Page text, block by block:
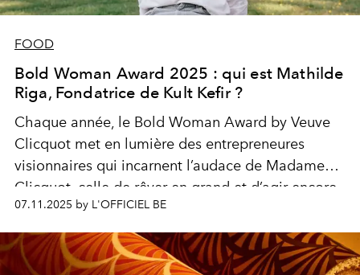
FOOD
Bold Woman Award 2025 : qui est Mathilde
Riga, Fondatrice de Kult Kefir ?
Chaque année, le Bold Woman Award by Veuve
Clicquot met en lumière des entrepreneures
visionnaires qui incarnent l’audace de Madame
Clicquot, celle de rêver en grand et d’agir encore
plus fort. Cette semaine, découvrez chaque jour
l’une des six finalistes belges 2025, entre parcours
inspirants et leadership audacieux.
07.11.2025 by L'OFFICIEL BE